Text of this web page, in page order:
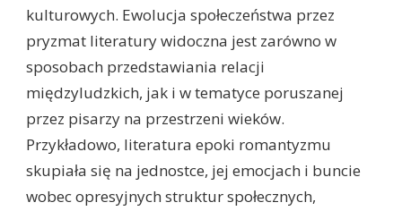
kulturowych. Ewolucja społeczeństwa przez
pryzmat literatury widoczna jest zarówno w
sposobach przedstawiania relacji
międzyludzkich, jak i w tematyce poruszanej
przez pisarzy na przestrzeni wieków.
Przykładowo, literatura epoki romantyzmu
skupiała się na jednostce, jej emocjach i buncie
wobec opresyjnych struktur społecznych,